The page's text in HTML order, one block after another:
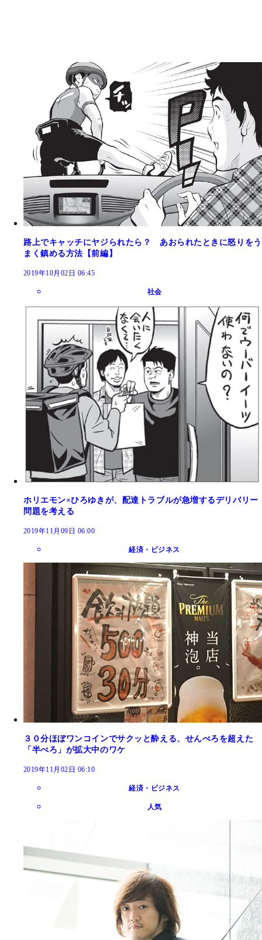
路上でキャッチにヤジられたら？ あおられたときに怒りをう
まく鎮める方法【前編】
2019年10月02日 06:45
社会
ホリエモン×ひろゆきが、配達トラブルが急増するデリバリー
問題を考える
2019年11月09日 06:00
経済・ビジネス
３０分ほぼワンコインでサクッと酔える、せんべろを超えた
「半べろ」が拡大中のワケ
2019年11月02日 06:10
経済・ビジネス
人気